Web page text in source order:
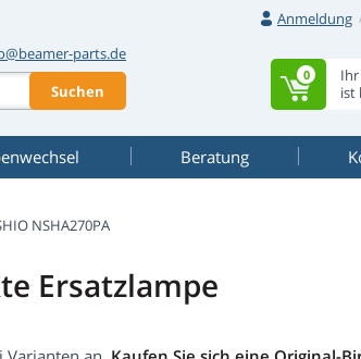
Anmeldung
parts.de
Suchen
ist
0
Beratung
NSHA270PA
Ersatzlampe